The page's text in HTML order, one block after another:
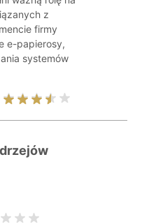
z
firmy
e-papierosy,
systemów